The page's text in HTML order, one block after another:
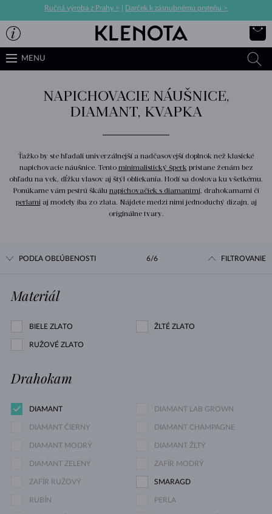
Ručná výroba z Prahy > Darček k zásnubnému prsteňu >
MENU
NAPICHOVACIE NÁUŠNICE,
DIAMANT, KVAPKA
Ťažko by ste hľadali univerzálnejší a nadčasovejší doplnok než klasické
napichovacie náušnice. Tento minimalistický šperkpristane ženám bez
ohľadu na vek, dĺžku vlasov aj štýl obliekania. Hodí sa doslova ku všetkému.
Ponúkame vám pestrú škálu napichovačiek s diamantmi, drahokamami či
perlamiaj modely iba zo zlata. Nájdete medzi nimi jednoduchý dizajn, aj
originálne tvary.
PODĽA OBĽÚBENOSTI 6/6 FILTROVANIE
Materiál
BIELE ZLATO ŽLTÉ ZLATO
RUŽOVÉ ZLATO
Drahokam
DIAMANT DIAMANT LAB GROWN
DIAMANT ČIERNY DIAMANT CHAMPAGNE
DIAMANT MODRÝ DIAMANT ŽLTÝ
DIAMANT ZELENÝ ZAFÍR MODRÝ
ZAFÍR RUŽOVÝ SMARAGD
RUBÍN PERLA